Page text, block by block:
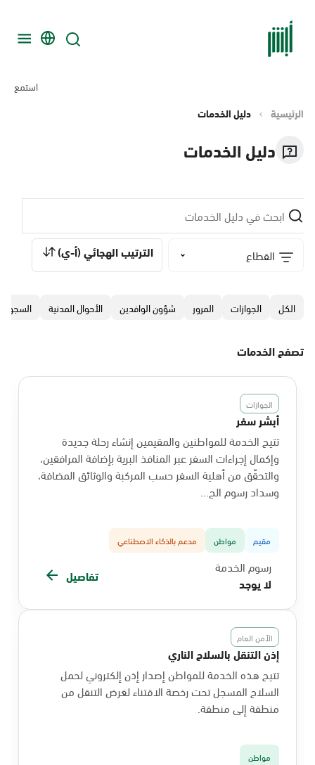
استمع
الرئيسية دليل الخدمات
دليل الخدمات
القطاع الترتيب الهجائي (أ-ي)
الكل الجوازات المرور ‏شؤون الوافدين الأحوال المدنية السجون
تصفح الخدمات
الجوازات
أبشر سفر
تتيح الخدمة للمواطنين والمقيمين إنشاء رحلة جديدة
وإكمال إجراءات السفر عبر المنافذ البرية بإضافة المرافقين،
والتحقّق من أهلية السفر حسب المركبة والوثائق المضافة،
وسداد رسوم الج...
مقيم مواطن مدعم بالذكاء الاصطناعي
رسوم الخدمة
لا يوجد
تفاصيل
الأمن العام
إذن التنقل بالسلاح الناري
تتيح هذه الخدمة للمواطن إصدار إذن إلكتروني لحمل
السلاح المسجل تحت رخصة الاقتناء لغرض التنقل من
منطقة إلى منطقة.
مواطن